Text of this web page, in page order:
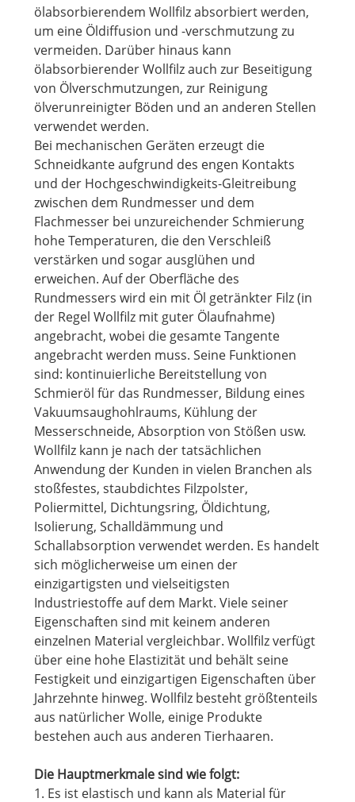
ölabsorbierendem Wollfilz absorbiert werden,
um eine Öldiffusion und -verschmutzung zu
vermeiden. Darüber hinaus kann
ölabsorbierender Wollfilz auch zur Beseitigung
von Ölverschmutzungen, zur Reinigung
ölverunreinigter Böden und an anderen Stellen
verwendet werden.
Bei mechanischen Geräten erzeugt die
Schneidkante aufgrund des engen Kontakts
und der Hochgeschwindigkeits-Gleitreibung
zwischen dem Rundmesser und dem
Flachmesser bei unzureichender Schmierung
hohe Temperaturen, die den Verschleiß
verstärken und sogar ausglühen und
erweichen. Auf der Oberfläche des
Rundmessers wird ein mit Öl getränkter Filz (in
der Regel Wollfilz mit guter Ölaufnahme)
angebracht, wobei die gesamte Tangente
angebracht werden muss. Seine Funktionen
sind: kontinuierliche Bereitstellung von
Schmieröl für das Rundmesser, Bildung eines
Vakuumsaughohlraums, Kühlung der
Messerschneide, Absorption von Stößen usw.
Wollfilz kann je nach der tatsächlichen
Anwendung der Kunden in vielen Branchen als
stoßfestes, staubdichtes Filzpolster,
Poliermittel, Dichtungsring, Öldichtung,
Isolierung, Schalldämmung und
Schallabsorption verwendet werden. Es handelt
sich möglicherweise um einen der
einzigartigsten und vielseitigsten
Industriestoffe auf dem Markt. Viele seiner
Eigenschaften sind mit keinem anderen
einzelnen Material vergleichbar. Wollfilz verfügt
über eine hohe Elastizität und behält seine
Festigkeit und einzigartigen Eigenschaften über
Jahrzehnte hinweg. Wollfilz besteht größtenteils
aus natürlicher Wolle, einige Produkte
bestehen auch aus anderen Tierhaaren.
Die Hauptmerkmale sind wie folgt:
1. Es ist elastisch und kann als Material für